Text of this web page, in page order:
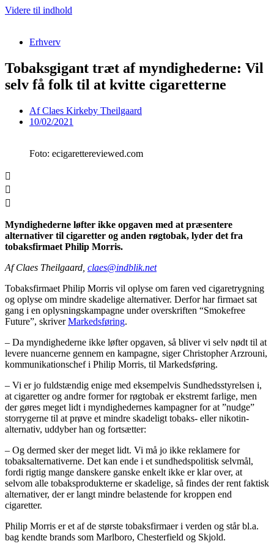
Videre til indhold
Erhverv
Tobaksgigant træt af myndighederne: Vil
selv få folk til at kvitte cigaretterne
AfClaes Kirkeby Theilgaard
10/02/2021
Foto: ecigarettereviewed.com
Myndighederne løfter ikke opgaven med at præsentere
alternativer til cigaretter og anden røgtobak, lyder det fra
tobaksfirmaet Philip Morris.
Af Claes Theilgaard, claes@indblik.net
Tobaksfirmaet Philip Morris vil oplyse om faren ved cigaretrygning
og oplyse om mindre skadelige alternativer. Derfor har firmaet sat
gang i en oplysningskampagne under overskriften “Smokefree
Future”, skriverMarkedsføring.
– Da myndighederne ikke løfter opgaven, så bliver vi selv nødt til at
levere nuancerne gennem en kampagne, siger Christopher Arzrouni,
kommunikationschef i Philip Morris, til Markedsføring.
– Vi er jo fuldstændig enige med eksempelvis Sundhedsstyrelsen i,
at cigaretter og andre former for røgtobak er ekstremt farlige, men
der gøres meget lidt i myndighedernes kampagner for at ”nudge”
storrygerne til at prøve et mindre skadeligt tobaks- eller nikotin-
alternativ, uddyber han og fortsætter:
– Og dermed sker der meget lidt. Vi må jo ikke reklamere for
tobaksalternativerne. Det kan ende i et sundhedspolitisk selvmål,
fordi rigtig mange danskere ganske enkelt ikke er klar over, at
selvom alle tobaksprodukterne er skadelige, så findes der rent faktisk
alternativer, der er langt mindre belastende for kroppen end
cigaretter.
Philip Morris er et af de største tobaksfirmaer i verden og står bl.a.
bag kendte brands som Marlboro, Chesterfield og Skjold.